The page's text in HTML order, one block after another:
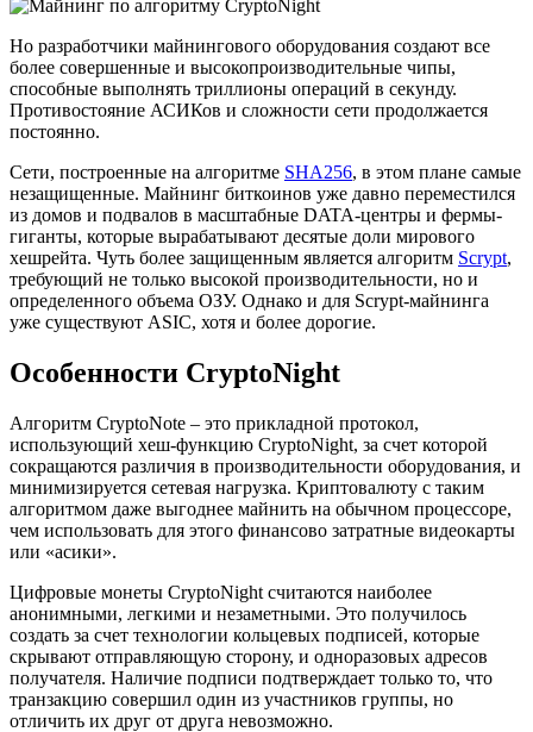
Но разработчики майнингового оборудования создают все
более совершенные и высокопроизводительные чипы,
способные выполнять триллионы операций в секунду.
Противостояние АСИКов и сложности сети продолжается
постоянно.
Сети, построенные на алгоритме SHA256, в этом плане самые
незащищенные. Майнинг биткоинов уже давно переместился
из домов и подвалов в масштабные DATA-центры и фермы-
гиганты, которые вырабатывают десятые доли мирового
хешрейта. Чуть более защищенным является алгоритм Scrypt,
требующий не только высокой производительности, но и
определенного объема ОЗУ. Однако и для Scrypt-майнинга
уже существуют ASIC, хотя и более дорогие.
Особенности CryptoNight
Алгоритм CryptoNote – это прикладной протокол,
использующий хеш-функцию CryptoNight, за счет которой
сокращаются различия в производительности оборудования, и
минимизируется сетевая нагрузка. Криптовалюту с таким
алгоритмом даже выгоднее майнить на обычном процессоре,
чем использовать для этого финансово затратные видеокарты
или «асики».
Цифровые монеты CryptoNight считаются наиболее
анонимными, легкими и незаметными. Это получилось
создать за счет технологии кольцевых подписей, которые
скрывают отправляющую сторону, и одноразовых адресов
получателя. Наличие подписи подтверждает только то, что
транзакцию совершил один из участников группы, но
отличить их друг от друга невозможно.